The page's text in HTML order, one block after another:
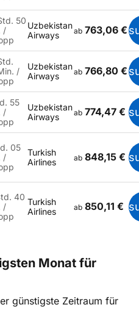
50
/
Uzbekistan
Airways
ab 763,06 €
/
Uzbekistan
Airways
ab 766,80 €
55
/
Uzbekistan
Airways
ab 774,47 €
05
/
Turkish
Airlines
ab 848,15 €
40
/
Turkish
Airlines
ab 850,11 €
Monat für
günstigste Zeitraum für